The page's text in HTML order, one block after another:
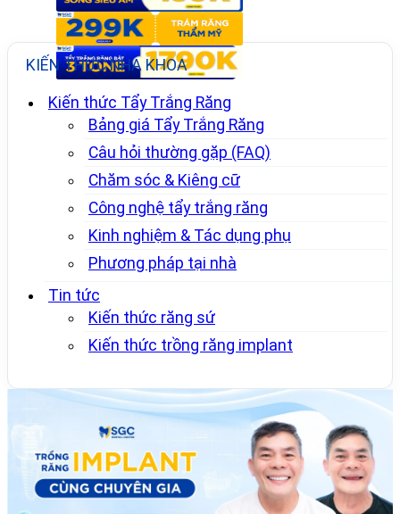
KIẾN THỨC NHA KHOA
Kiến thức Tẩy Trắng Răng
Bảng giá Tẩy Trắng Răng
Câu hỏi thường gặp (FAQ)
Chăm sóc & Kiêng cữ
Công nghệ tẩy trắng răng
Kinh nghiệm & Tác dụng phụ
Phương pháp tại nhà
Tin tức
Kiến thức răng sứ
Kiến thức trồng răng implant